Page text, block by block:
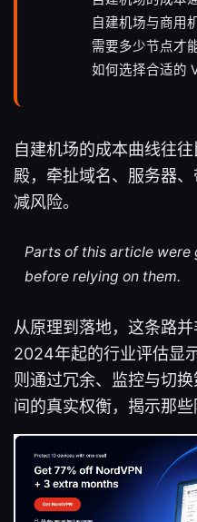
自建机场与商用
需要多少节点才
如何选择合适的
自建机场的成本曲线往
殿，牵扯域名、服务器
减风险。
Parts of this article were
before relying on them.
从原理到落地，这条路
2024年起的行业评估显
则通过冗余、监控与切
间的真实权衡，揭示那些